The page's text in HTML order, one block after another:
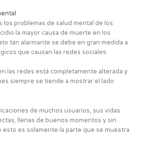
los problemas de salud mental de los
la mayor causa de muerte en los
tan alarmante se debe en gran medida a
que causan las redes sociales.
las redes está completamente alterada y
siempre se tiende a mostrar el lado
de muchos usuarios, sus vidas
llenas de buenos momentos y sin
esto es solamente la parte que se muestra